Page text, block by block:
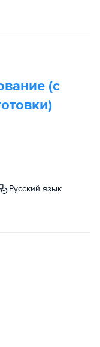
(с
русский язык